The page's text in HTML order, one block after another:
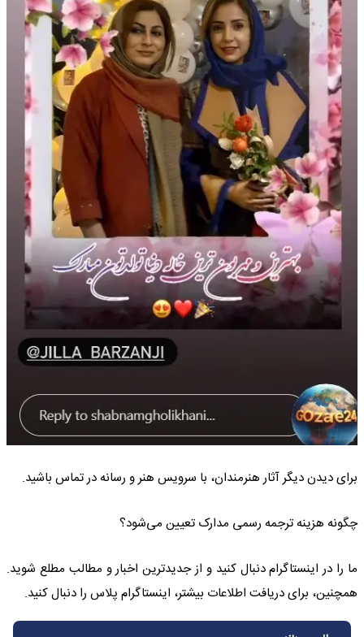
برای دیدن دیگر آثار هنرمندان، با سرویس هنر و رسانه در تماس باشید.
چگونه هزینه ترجمه رسمی مدارک تعیین می‌شود؟
ما را در اینستاگرام دنبال کنید و از جدیدترین اخبار و مطالب مطلع شوید.
همچنین، برای دریافت اطلاعات بیشتر، اینستاگرام پلاس را دنبال کنید.